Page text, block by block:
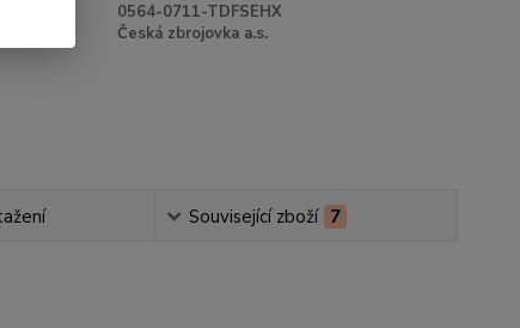
0564-0711-TDFSEHX
Česká zbrojovka a.s.
Související zboží 7